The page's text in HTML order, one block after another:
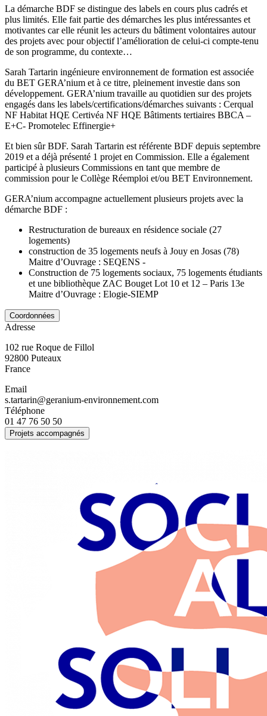
La démarche BDF se distingue des labels en cours plus cadrés et
plus limités. Elle fait partie des démarches les plus intéressantes et
motivantes car elle réunit les acteurs du bâtiment volontaires autour
des projets avec pour objectif l’amélioration de celui-ci compte-tenu
de son programme, du contexte…
Sarah Tartarin ingénieure environnement de formation est associée
du BET GERA’nium et à ce titre, pleinement investie dans son
développement. GERA’nium travaille au quotidien sur des projets
engagés dans les labels/certifications/démarches suivants : Cerqual
NF Habitat HQE Certivéa NF HQE Bâtiments tertiaires BBCA –
E+C- Promotelec Effinergie+
Et bien sûr BDF. Sarah Tartarin est référente BDF depuis septembre
2019 et a déjà présenté 1 projet en Commission. Elle a également
participé à plusieurs Commissions en tant que membre de
commission pour le Collège Réemploi et/ou BET Environnement.
GERA’nium accompagne actuellement plusieurs projets avec la
démarche BDF :
Restructuration de bureaux en résidence sociale (27
logements)
construction de 35 logements neufs à Jouy en Josas (78)
Maitre d’Ouvrage : SEQENS -
Construction de 75 logements sociaux, 75 logements étudiants
et une bibliothèque ZAC Bouget Lot 10 et 12 – Paris 13e
Maitre d’Ouvrage : Elogie-SIEMP
Coordonnées
Adresse
102 rue Roque de Fillol
92800 Puteaux
France
Email
s.tartarin@geranium-environnement.com
Téléphone
01 47 76 50 50
Projets accompagnés